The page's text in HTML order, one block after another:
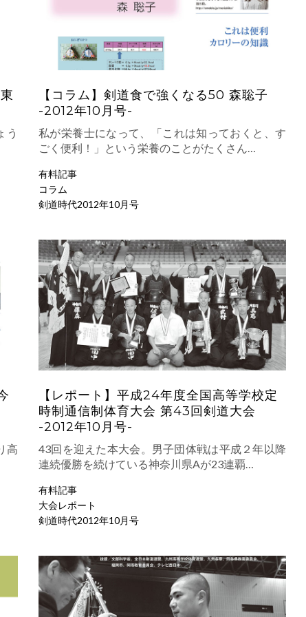
う
【コラム】剣道食で強くなる50 森聡子
-2012年10月号-
私が栄養士になって、「これは知っておくと、す
ごく便利！」という栄養のことがたくさん…
有料記事
コラム
剣道時代2012年10月号
高
【レポート】平成24年度全国高等学校定
時制通信制体育大会 第43回剣道大会
-2012年10月号-
43回を迎えた本大会。男子団体戦は平成２年以降
連続優勝を続けている神奈川県Aが23連覇…
有料記事
大会レポート
剣道時代2012年10月号